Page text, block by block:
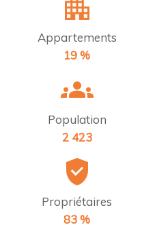
Appartements
19 %
Population
2 423
Propriétaires
83 %